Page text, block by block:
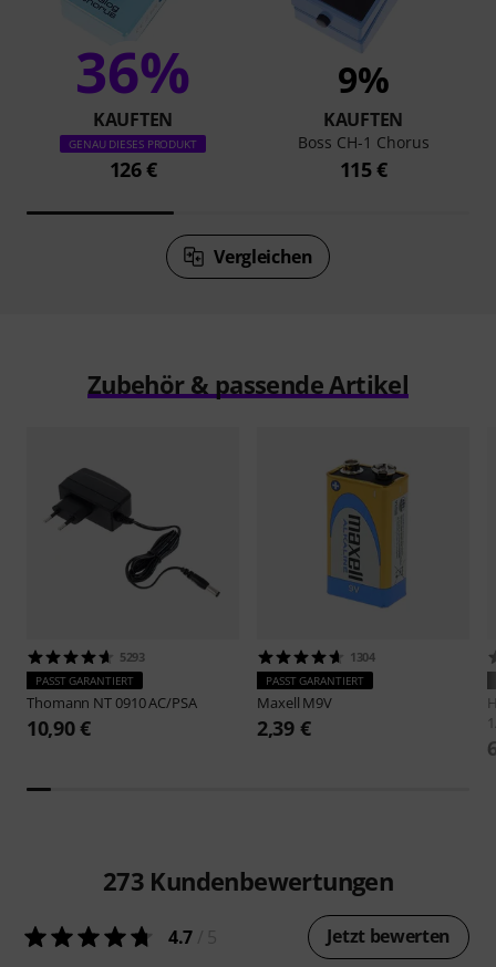
36%
KAUFTEN
GENAU DIESES PRODUKT
126 €
9%
KAUFTEN
Boss CH-1 Chorus
115 €
Vergleichen
Zubehör & passende Artikel
5293
PASST GARANTIERT
Thomann NT 0910 AC/PSA
10,90 €
1304
PASST GARANTIERT
Maxell M9V
2,39 €
273 Kundenbewertungen
4.7 Jetzt bewerten